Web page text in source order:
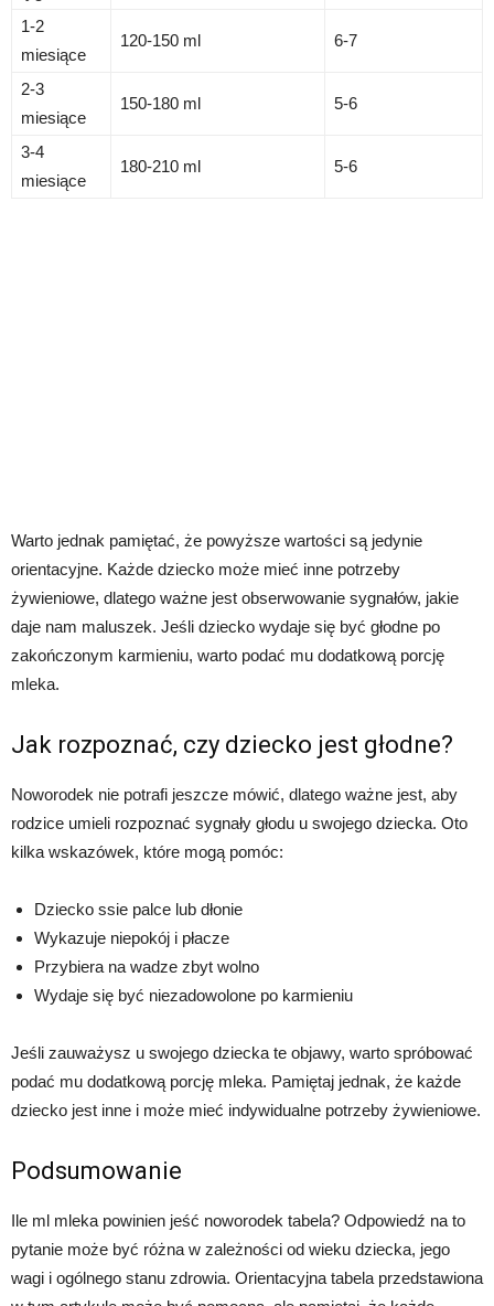
1-2
miesiące
120-150 ml 6-7
2-3
miesiące
150-180 ml 5-6
3-4
miesiące
180-210 ml 5-6
Warto jednak pamiętać, że powyższe wartości są jedynie
orientacyjne. Każde dziecko może mieć inne potrzeby
żywieniowe, dlatego ważne jest obserwowanie sygnałów, jakie
daje nam maluszek. Jeśli dziecko wydaje się być głodne po
zakończonym karmieniu, warto podać mu dodatkową porcję
mleka.
Jak rozpoznać, czy dziecko jest głodne?
Noworodek nie potrafi jeszcze mówić, dlatego ważne jest, aby
rodzice umieli rozpoznać sygnały głodu u swojego dziecka. Oto
kilka wskazówek, które mogą pomóc:
Dziecko ssie palce lub dłonie
Wykazuje niepokój i płacze
Przybiera na wadze zbyt wolno
Wydaje się być niezadowolone po karmieniu
Jeśli zauważysz u swojego dziecka te objawy, warto spróbować
podać mu dodatkową porcję mleka. Pamiętaj jednak, że każde
dziecko jest inne i może mieć indywidualne potrzeby żywieniowe.
Podsumowanie
Ile ml mleka powinien jeść noworodek tabela? Odpowiedź na to
pytanie może być różna w zależności od wieku dziecka, jego
wagi i ogólnego stanu zdrowia. Orientacyjna tabela przedstawiona